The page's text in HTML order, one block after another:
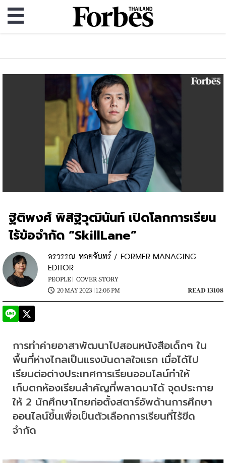
ฐิติพงศ์ พิสิฐิวุฒินันท์ เปิดโลกการเรียน
ไร้ข้อจำกัด “SkillLane”
อรวรรณ หอยจันทร์ / FORMER MANAGING
EDITOR
PEOPLE | COVER STORY
20 MAY 2023 | 12:06 PM
READ 13108
การทำค่ายอาสาพัฒนาไปสอนหนังสือเด็กๆ ใน
พื้นที่ห่างไกลเป็นแรงบันดาลใจแรก เมื่อได้ไป
เรียนต่อต่างประเทศการเรียนออนไลน์ทำให้
เก็บตกห้องเรียนสำคัญที่พลาดมาได้ จุดประกาย
ให้ 2 นักศึกษาไทยก่อตั้งสตาร์อัพด้านการศึกษา
ออนไลน์ขึ้นเพื่อเป็นตัวเลือกการเรียนที่ไร้ขีด
จำกัด